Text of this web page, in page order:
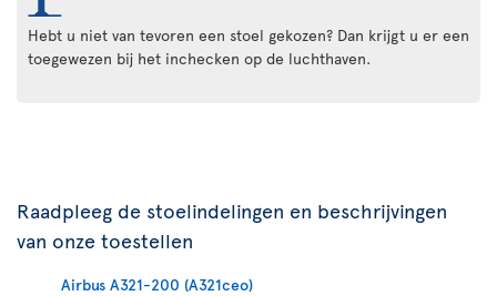
Hebt u niet van tevoren een stoel gekozen? Dan krijgt u er een
toegewezen bij het inchecken op de luchthaven.
Raadpleeg de stoelindelingen en beschrijvingen
van onze toestellen
Airbus A321-200 (A321ceo)